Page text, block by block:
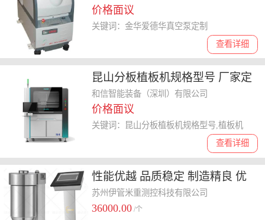
价格面议
查看详细
关键词：金华爱德华真空泵定制
昆山分板植板机规格型号 厂家定
制 和信智能装备供应
和信智能装备（深圳）有限公司
价格面议
查看详细
关键词：昆山分板植板机规格型号,植板机
性能优越 品质稳定 制造精良 优
良服务 锡林郭勒盟米重控制器生
产厂家
苏州伊管米重测控科技有限公司
36000.00 /个